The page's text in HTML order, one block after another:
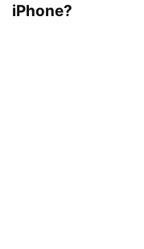
iPhone?